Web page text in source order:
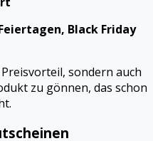
Black Friday
sondern auch
zu gönnen, das schon